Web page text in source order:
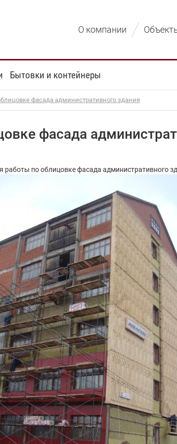
О компании
Бытовки и контейнеры
фасада административного здания
фасада
работы по облицовке фасада